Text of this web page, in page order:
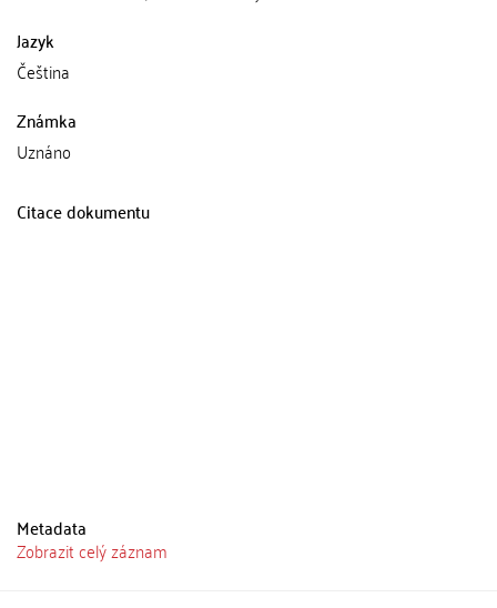
Jazyk
Čeština
Známka
Uznáno
Citace dokumentu
Metadata
Zobrazit celý záznam